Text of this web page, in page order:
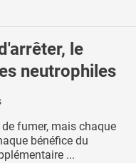
le
neutrophiles
de fumer, mais chaque
bénéfice du
...